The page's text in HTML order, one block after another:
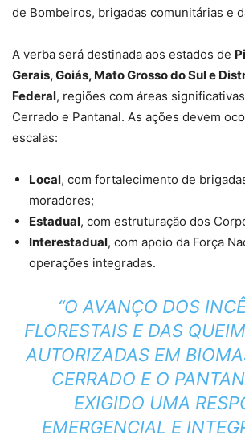
de Bombeiros, brigadas comunitárias e
A verba será destinada aos estados de
Gerais, Goiás, Mato Grosso do Sul e
Federal, regiões com áreas
Cerrado e Pantanal. As ações devem
escalas:
Local, com fortalecimento de
moradores;
Estadual, com estruturação dos
Interestadual, com apoio da Força
operações integradas.
“O AVANÇO DOS
FLORESTAIS E DAS
AUTORIZADAS EM
CERRADO E O
EXIGIDO UMA
EMERGENCIAL E